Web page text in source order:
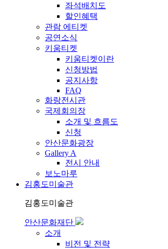
좌석배치도
할인혜택
관람 에티켓
공연소식
키움티켓
키움티켓이란
신청방법
공지사항
FAQ
화랑전시관
국제회의장
소개 및 흐름도
신청
안산문화광장
Gallery A
전시 안내
보노마루
김홍도미술관
김홍도미술관
안산문화재단
소개
비전 및 전략